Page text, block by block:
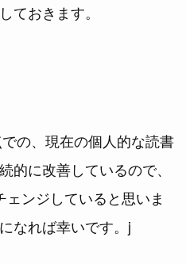
ておきます。
の、現在の個人的な読書
的に改善しているので、
ンジしていると思いま
なれば幸いです。j